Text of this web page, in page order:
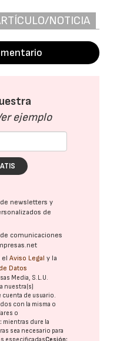
NOTICIA
ejemplo
newsletters y
de
comunicaciones
elAviso Legal y la
Datos
Media, S.L.U.
nuestra(s)
de usuario.
con la misma o
o
mientras dure la
sea necesario para